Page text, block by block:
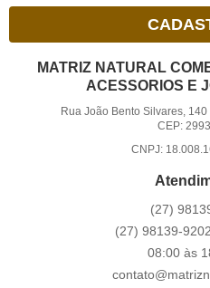
MATRIZ NATURAL
ACESSORIOS E
Rua João Bento Silvares, 140
CEP:
CNPJ:
(27)
(27) 98139-9202
08:00 às